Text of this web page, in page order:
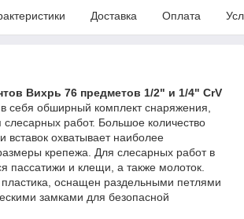
Доставка Оплата
Вихрь 76 предметов 1/2" и 1/4" CrV
себя обширный комплект снаряжения,
работ. Большое количество
вставок охватывает наиболее
крепежа. Для слесарных работ в
пассатижи и клещи, а также молоток.
оснащен раздельными петлями
замками для безопасной